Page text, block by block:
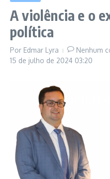
A violência e o
política
Por Edmar Lyra
Nenhum
15 de julho de 2024 03:20